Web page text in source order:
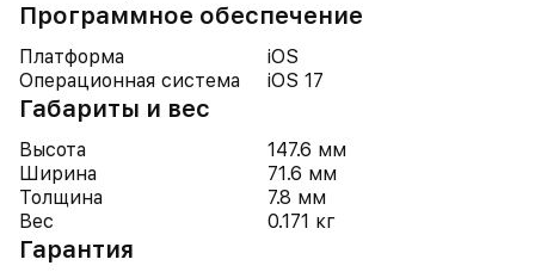
Программное обеспечение
Платформа
iOS
Операционная система
iOS 17
Габариты и вес
Высота
147.6 мм
Ширина
71.6 мм
Толщина
7.8 мм
Вес
0.171 кг
Гарантия